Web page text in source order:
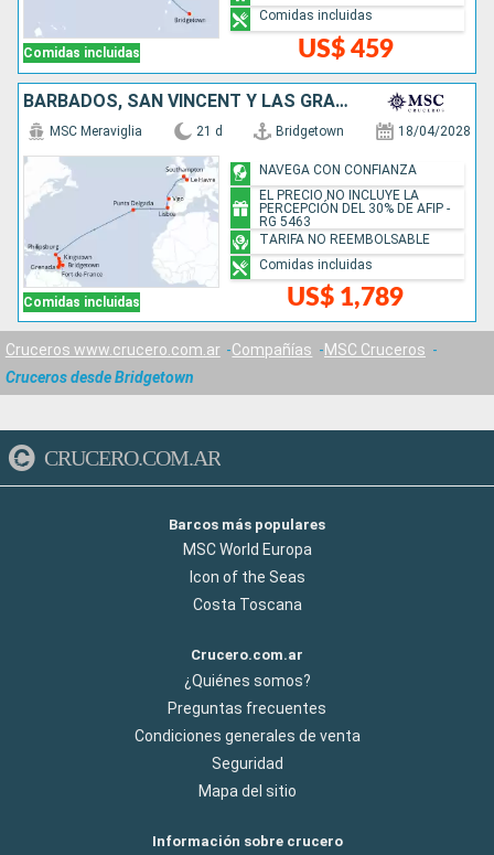
Comidas incluidas US$ 459
Comidas incluidas
BARBADOS, SAN VINCENT Y LAS GRANADINAS, GRENADA, SAN MARTÍN, PORTUGAL, ESPAÑA, FRANCIA, REINO UNIDO
Comidas incluidas
MSC Meraviglia 21 d Bridgetown 18/04/2028
US$ 1,789
NAVEGA CON CONFIANZA
EL PRECIO NO INCLUYE LA
PERCEPCIÓN DEL 30% DE AFIP -
RG 5463
TARIFA NO REEMBOLSABLE
Comidas incluidas
Cruceros www.crucero.com.ar Compañías
MSC Cruceros
Cruceros desde Bridgetown
CRUCERO.COM.AR
Barcos más populares
MSC World Europa
Icon of the Seas
Costa Toscana
Crucero.com.ar
¿Quiénes somos?
Preguntas frecuentes
Condiciones generales de venta
Seguridad
Mapa del sitio
Información sobre crucero